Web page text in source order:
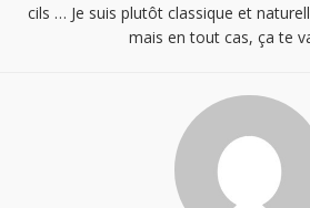
cils … Je suis plutôt classique et
mais en tout cas, ça te